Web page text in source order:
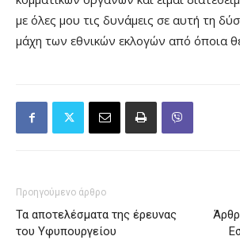
με όλες μου τις δυνάμεις σε αυτή τη
μάχη των εθνικών εκλογών από όποια
Προηγούμενο άρθρο
Τα αποτελέσματα της έρευνας
του Υφυπουργείου